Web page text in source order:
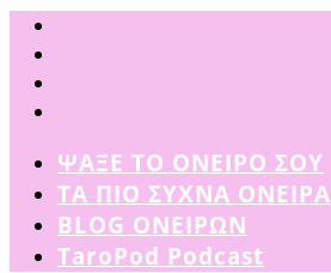
ΨΑΞΕ ΤΟ ΟΝΕΙΡΟ ΣΟΥ
ΤΑ ΠΙΟ ΣΥΧΝΑ ΟΝΕΙΡΑ
BLOG ΟΝΕΙΡΩΝ
TaroPod Podcast